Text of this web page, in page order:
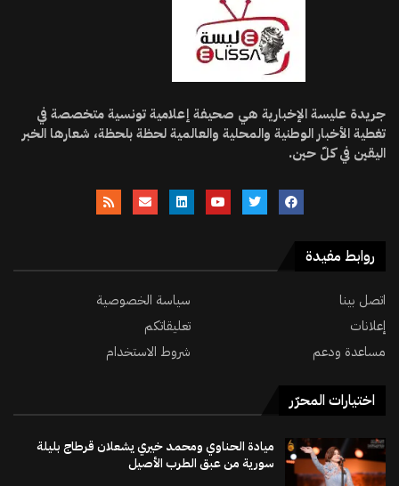
جريدة عليسة الإخبارية هي صحيفة إعلامية تونسية متخصصة في
تغطية الأخبار الوطنية والمحلية والعالمية لحظة بلحظة، شعارها الخبر
اليقين في كلّ حين.
روابط مفيدة
اتصل بينا
سياسة الخصوصية
إعلانات
تعليقاتكم
مساعدة ودعم
شروط الاستخدام
اختيارات المحرّر
ميادة الحناوي ومحمد خيري يشعلان قرطاج بليلة
سورية من عبق الطرب الأصيل